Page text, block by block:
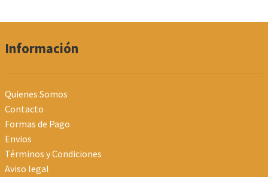
Información
Quienes Somos
Contacto
Formas de Pago
Envios
Términos y Condiciones
Aviso legal